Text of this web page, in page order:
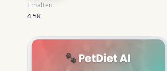
Erhalten
4.5K